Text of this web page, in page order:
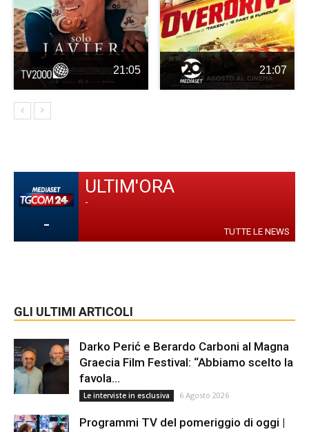
21:05 21:07
-
ULTIM'ORA
-
TUTTE LE NEWS
GLI ULTIMI ARTICOLI
Darko Perić e Berardo Carboni al Magna
Graecia Film Festival: “Abbiamo scelto la
favola...
Le interviste in esclusiva 6 Agosto 2026
Programmi TV del pomeriggio di oggi |